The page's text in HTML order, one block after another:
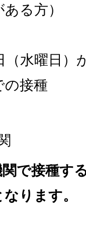
る方）
（水曜日）
の接種
関で接種す
ります。